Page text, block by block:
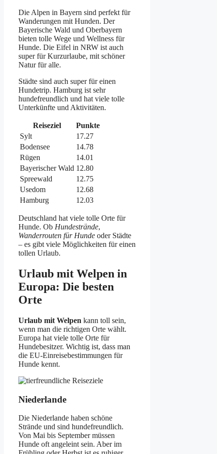
Die Alpen in Bayern sind perfekt für
Wanderungen mit Hunden. Der
Bayerische Wald und Oberbayern
bieten tolle Wege und Wellness für
Hunde. Die Eifel in NRW ist auch
super für Kurzurlaube, mit schöner
Natur für alle.
Städte sind auch super für einen
Hundetrip. Hamburg ist sehr
hundefreundlich und hat viele tolle
Unterkünfte und Aktivitäten.
Reiseziel
Punkte
Sylt
17.27
Bodensee
14.78
Rügen
14.01
Bayerischer Wald 12.80
Spreewald
12.75
Usedom
12.68
Hamburg
12.03
Deutschland hat viele tolle Orte für
Hunde. Ob Hundestrände,
Wanderrouten für Hunde oder Städte
– es gibt viele Möglichkeiten für einen
tollen Urlaub.
Urlaub mit Welpen in
Europa: Die besten
Orte
Urlaub mit Welpen kann toll sein,
wenn man die richtigen Orte wählt.
Europa hat viele tolle Orte für
Hundebesitzer. Wichtig ist, dass man
die EU-Einreisebestimmungen für
Hunde kennt.
Niederlande
Die Niederlande haben schöne
Strände und sind hundefreundlich.
Von Mai bis September müssen
Hunde oft angeleint sein. Aber im